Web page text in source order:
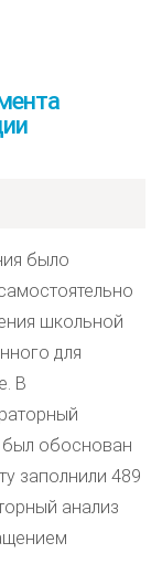
было
школьной
для
В
был обоснован
заполнили 489
анализ